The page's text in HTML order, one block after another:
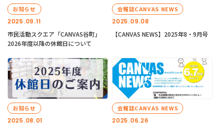
2025.09.11
お知らせ
市民活動スクエア「CANVAS谷町」
2026年度以降の休館日について
2025.09.08
会報誌CANVAS NEWS
【CANVAS NEWS】2025年8・9月号
2025.08.01
お知らせ
2025.06.26
会報誌CANVAS NEWS